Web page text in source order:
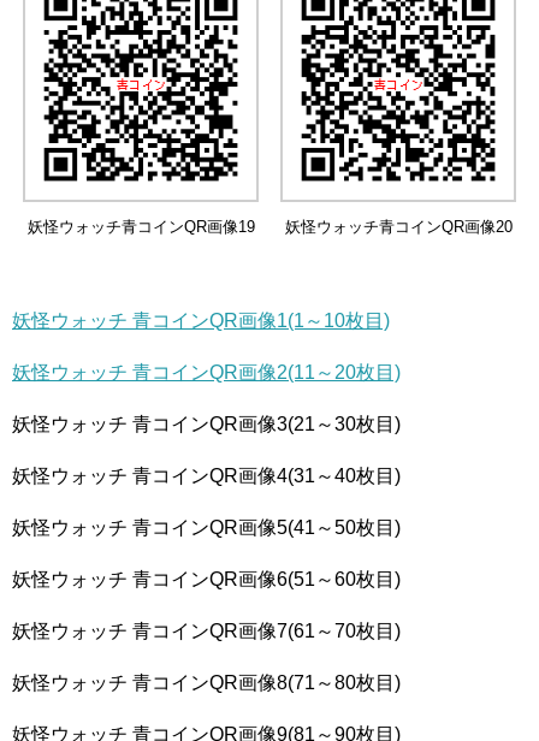
妖怪ウォッチ青コインQR画像19 妖怪ウォッチ青コインQR画像20
妖怪ウォッチ 青コインQR画像1(1～10枚目)
妖怪ウォッチ 青コインQR画像2(11～20枚目)
妖怪ウォッチ 青コインQR画像3(21～30枚目)
妖怪ウォッチ 青コインQR画像4(31～40枚目)
妖怪ウォッチ 青コインQR画像5(41～50枚目)
妖怪ウォッチ 青コインQR画像6(51～60枚目)
妖怪ウォッチ 青コインQR画像7(61～70枚目)
妖怪ウォッチ 青コインQR画像8(71～80枚目)
妖怪ウォッチ 青コインQR画像9(81～90枚目)